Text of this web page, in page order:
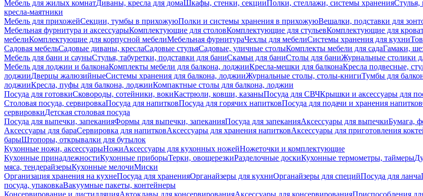
Мебель для жилых комнатДиваны, кресла для домаШкафы, стенки, секцииПолки, стеллажи, системы храненияСтулья,
кресла-маятники
Мебель для прихожейСекции, тумбы в прихожуюПолки и системы хранения в прихожуюВешалки, подставки для
Мебельная фурнитура и аксессуарыКомплектующие для столовКомплектующие для стульевКомплектующие для
мебелиКомплектующие для корпусной мебелиМебельная фурнитураЧехлы для мебелиСистемы хранения для кухни
Садовая мебельСадовые диваны, креслаСадовые стульяСадовые, уличные столыКомплекты мебели для садаГамаки,
Мебель для бани и сауныСтулья, табуретки, подставки для баниСкамьи для баниСтолы для баниЖурнальные столики
Мебель для лоджии и балконаКомплекты мебели для балкона, лоджииКресла-мешки для балконаКресла подвесные,
лоджииДверцы жалюзийныеСистемы хранения для балкона, лоджииЖурнальные столы, столы-книгиТумбы для
лоджииКресла, пуфы для балкона, лоджииКомпактные столы для балкона, лоджии
Посуда для готовкиСковороды, сотейники, вокиКастрюли, ковши, казаныПосуда для СВЧКрышки и аксессуары для
Столовая посуда, сервировкаПосуда для напитковПосуда для горячих напитковПосуда для подачи и хранения напитков
сервировкиДетская столовая посуда
Посуда для выпечки, запеканияФормы для выпечки, запеканияПосуда для запеканияАксессуары для выпечкиБумага,
Аксессуары для бараСервировка для напитковАксессуары для хранения напитковАксессуары для приготовления
барыШтопоры, открывалки для бутылок
Кухонные ножи, аксессуарыНожиАксессуары для кухонных ножейНожеточки и комплектующие
Кухонные принадлежностиКухонные приборыТерки, овощерезкиРазделочные доскиКухонные термометры, таймеры
мяса, тендерайзерыКухонные мелочиМиски
Организация хранения на кухнеПосуда для храненияОрганайзеры для кухниОрганайзеры для специйПосуда для ланча
посуда, упаковкаВакуумные пакеты, контейнеры
Консервирование и дистилляцияАвтоклавы для консервированияАксессуары для консервированияПриспособления